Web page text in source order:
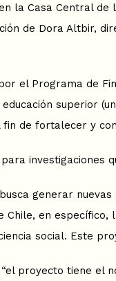
la Casa Central
de Dora Altbir,
el Programa de
superior
fin de fortalecer y
investigaciones
generar
Chile, en
social. Este
proyecto tiene el